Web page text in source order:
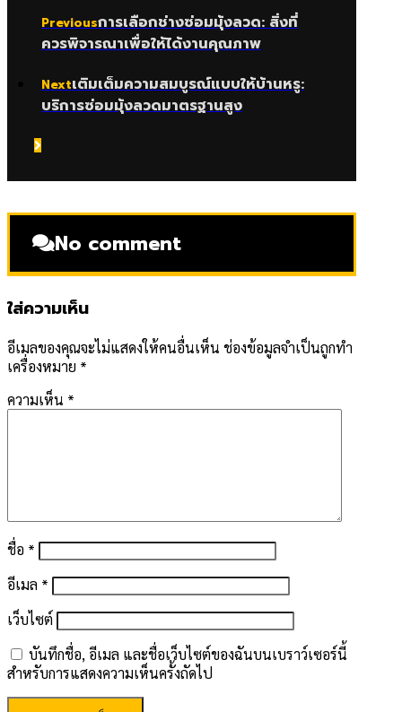
Previousการเลือกช่างซ่อมมุ้งลวด: สิ่งที่
ควรพิจารณาเพื่อให้ได้งานคุณภาพ
Nextเติมเต็มความสมบูรณ์แบบให้บ้านหรู:
บริการซ่อมมุ้งลวดมาตรฐานสูง
No comment
ใส่ความเห็น
อีเมลของคุณจะไม่แสดงให้คนอื่นเห็น ช่องข้อมูลจำเป็นถูกทำ
เครื่องหมาย *
ความเห็น *
ชื่อ *
อีเมล *
เว็บไซต์
บันทึกชื่อ, อีเมล และชื่อเว็บไซต์ของฉันบนเบราว์เซอร์นี้
สำหรับการแสดงความเห็นครั้งถัดไป